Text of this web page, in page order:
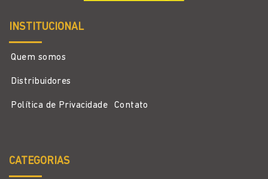
INSTITUCIONAL
Quem somos
Distribuidores
Política de Privacidade Contato
CATEGORIAS